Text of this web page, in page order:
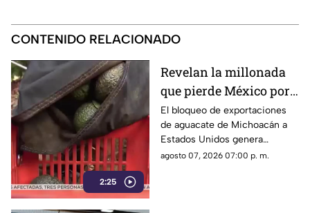
CONTENIDO RELACIONADO
2:25
Revelan la millonada
que pierde México por
el bloqueo de Estados
Unidos al aguacate de
Michoacán
El bloqueo de exportaciones
de aguacate de Michoacán a
Estados Unidos genera
pérdidas millonarias.
agosto 07, 2026 07:00 p. m.